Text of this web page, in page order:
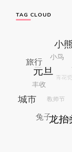
TAG CLOUD